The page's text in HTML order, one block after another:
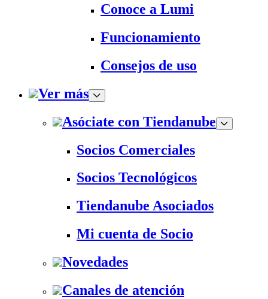
Conoce a Lumi
Funcionamiento
Consejos de uso
Ver más
Asóciate con Tiendanube
Socios Comerciales
Socios Tecnológicos
Tiendanube Asociados
Mi cuenta de Socio
Novedades
Canales de atención